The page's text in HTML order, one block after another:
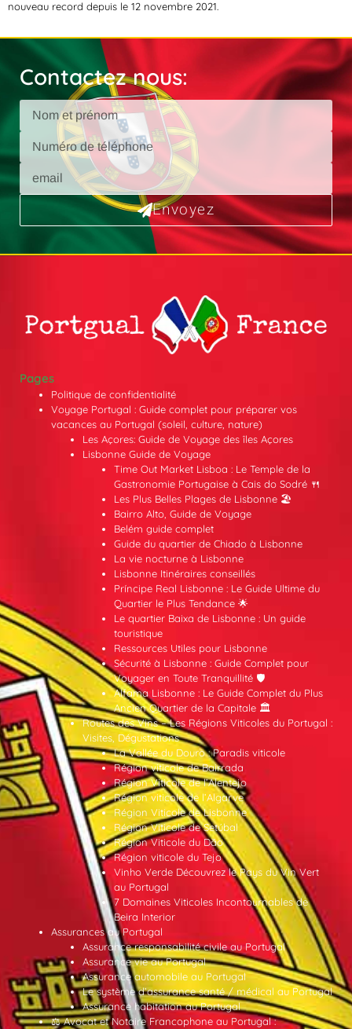
nouveau record depuis le 12 novembre 2021.
Contactez nous:
Envoyez
Pages
Politique de confidentialité
Voyage Portugal : Guide complet pour préparer vos
vacances au Portugal (soleil, culture, nature)
Les Açores: Guide de Voyage des îles Açores
Lisbonne Guide de Voyage
Time Out Market Lisboa : Le Temple de la
Gastronomie Portugaise à Cais do Sodré 🍴
Les Plus Belles Plages de Lisbonne 🏖️
Bairro Alto, Guide de Voyage
Belém guide complet
Guide du quartier de Chiado à Lisbonne
La vie nocturne à Lisbonne
Lisbonne Itinéraires conseillés
Príncipe Real Lisbonne : Le Guide Ultime du
Quartier le Plus Tendance 🌟
Le quartier Baixa de Lisbonne : Un guide
touristique
Ressources Utiles pour Lisbonne
Sécurité à Lisbonne : Guide Complet pour
Voyager en Toute Tranquillité 🛡️
Alfama Lisbonne : Le Guide Complet du Plus
Ancien Quartier de la Capitale 🏛️
Routes des Vins – Les Régions Viticoles du Portugal :
Visites, Dégustations
La Vallée du Douro : Paradis viticole
Région viticole de Bairrada
Région Viticole de l’Alentejo
Région viticole de l’Algarve
Région Viticole de Lisbonne
Région Viticole de Setúbal
Région Viticole du Dão
Région viticole du Tejo
Vinho Verde Découvrez le Pays du Vin Vert
au Portugal
7 Domaines Viticoles Incontournables de
Beira Interior
Assurances au Portugal
Assurance responsabilité civile au Portugal
Assurance vie au Portugal
Assurance automobile au Portugal
Le système d’assurance santé / médical au Portugal
Assurance habitation au Portugal
⚖️ Avocat et Notaire Francophone au Portugal :